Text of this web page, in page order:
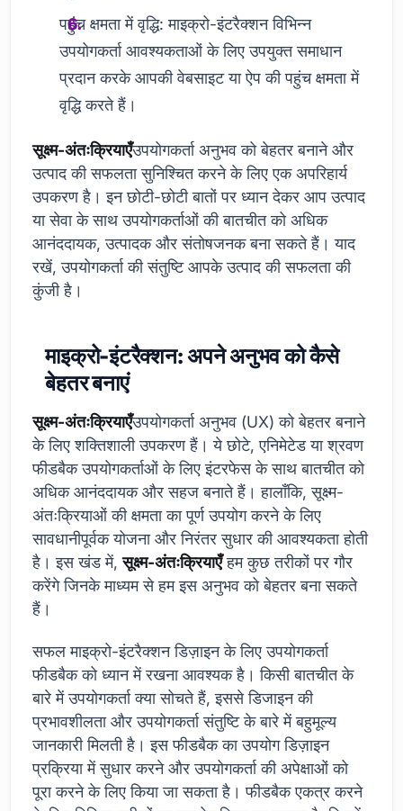
पहुंच क्षमता में वृद्धि: माइक्रो-इंटरैक्शन विभिन्न
उपयोगकर्ता आवश्यकताओं के लिए उपयुक्त समाधान
प्रदान करके आपकी वेबसाइट या ऐप की पहुंच क्षमता में
वृद्धि करते हैं।
सूक्ष्म-अंतःक्रियाएँउपयोगकर्ता अनुभव को बेहतर बनाने और
उत्पाद की सफलता सुनिश्चित करने के लिए एक अपरिहार्य
उपकरण है। इन छोटी-छोटी बातों पर ध्यान देकर आप उत्पाद
या सेवा के साथ उपयोगकर्ताओं की बातचीत को अधिक
आनंददायक, उत्पादक और संतोषजनक बना सकते हैं। याद
रखें, उपयोगकर्ता की संतुष्टि आपके उत्पाद की सफलता की
कुंजी है।
माइक्रो-इंटरैक्शन: अपने अनुभव को कैसे
बेहतर बनाएं
सूक्ष्म-अंतःक्रियाएँउपयोगकर्ता अनुभव (UX) को बेहतर बनाने
के लिए शक्तिशाली उपकरण हैं। ये छोटे, एनिमेटेड या श्रवण
फीडबैक उपयोगकर्ताओं के लिए इंटरफेस के साथ बातचीत को
अधिक आनंददायक और सहज बनाते हैं। हालाँकि, सूक्ष्म-
अंतःक्रियाओं की क्षमता का पूर्ण उपयोग करने के लिए
सावधानीपूर्वक योजना और निरंतर सुधार की आवश्यकता होती
है। इस खंड में,सूक्ष्म-अंतःक्रियाएँहम कुछ तरीकों पर गौर
करेंगे जिनके माध्यम से हम इस अनुभव को बेहतर बना सकते
हैं।
सफल माइक्रो-इंटरैक्शन डिज़ाइन के लिए उपयोगकर्ता
फीडबैक को ध्यान में रखना आवश्यक है। किसी बातचीत के
बारे में उपयोगकर्ता क्या सोचते हैं, इससे डिजाइन की
प्रभावशीलता और उपयोगकर्ता संतुष्टि के बारे में बहुमूल्य
जानकारी मिलती है। इस फीडबैक का उपयोग डिज़ाइन
प्रक्रिया में सुधार करने और उपयोगकर्ता की अपेक्षाओं को
पूरा करने के लिए किया जा सकता है। फीडबैक एकत्र करने